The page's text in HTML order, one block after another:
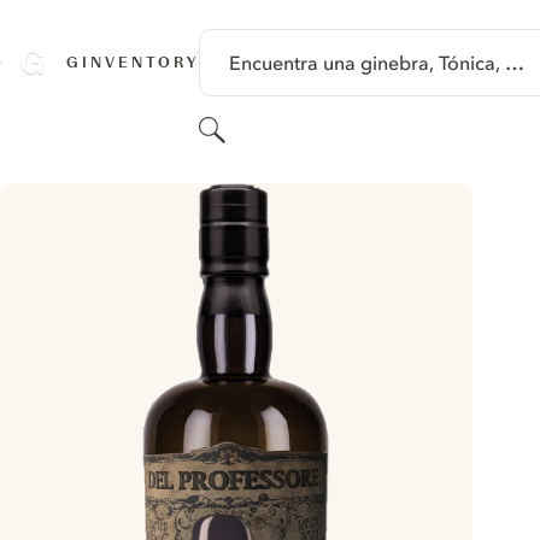
GINVENTORY Encuentra una ginebra, Tónica, …
Buscar